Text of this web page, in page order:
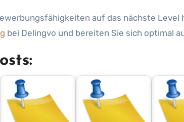
auf das nächste Level
bei Delingvo und bereiten Sie sich optimal